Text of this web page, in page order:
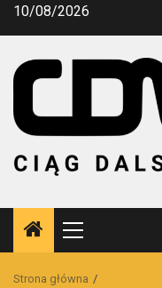
Przejdź
10/08/2026
Menu
główne
Strona główna